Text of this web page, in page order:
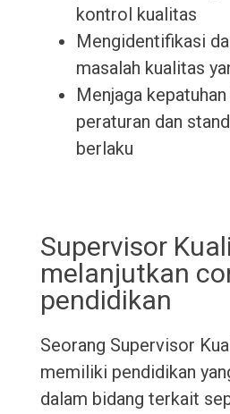
kontrol kualitas
Mengidentifikasi
masalah kualitas
Menjaga
peraturan dan
berlaku
Supervisor
melanjutkan
pendidikan
Seorang Supervisor
memiliki pendidikan
dalam bidang terkait